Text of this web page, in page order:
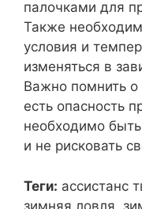
палочками для
Также
условия и
изменяться в
Важно помнить о
есть опасность
необходимо
и не рисковать
Теги: ассистанс
зимняя ловля,